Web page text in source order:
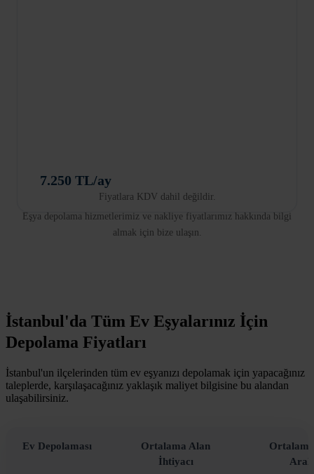
7.250 TL/ay
Fiyatlara KDV dahil değildir.
Eşya depolama hizmetlerimiz ve nakliye fiyatlarımız hakkında bilgi
almak için bize ulaşın.
İstanbul'da Tüm Ev Eşyalarınız İçin
Depolama Fiyatları
İstanbul'un ilçelerinden tüm ev eşyanızı depolamak için yapacağınız
taleplerde, karşılaşacağınız yaklaşık maliyet bilgisine bu alandan
ulaşabilirsiniz.
Ev Depolaması
Ortalama Alan
İhtiyacı